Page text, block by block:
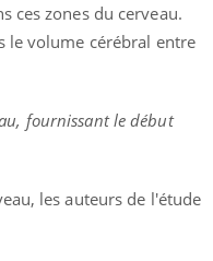
ces zones du cerveau.
le volume cérébral entre
fournissant le début
les auteurs de l'étude
des Mains : se
! Vacances, plage, piscine,
en plein air… Nos mains